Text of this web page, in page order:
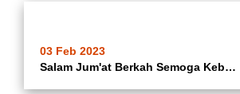
03 Feb 2023
Salam Jum'at Berkah Semoga Keberkahan Menyelimuti Kita. Camat Batuceper Ibu Hj. Katrina Iswandari @katrina_ina08 Di Dampingi Lurah Porisgaga Baru @arief_agiel01 Dan Sekel Porisgaga Baru @maman.p.754 Monitoring Penataan KWT Biru ( Bersih Indah Untuk Semua